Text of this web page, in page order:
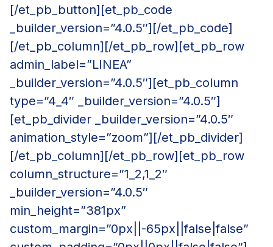
[/et_pb_button][et_pb_code
_builder_version=”4.0.5″][/et_pb_code]
[/et_pb_column][/et_pb_row][et_pb_row
admin_label=”LINEA”
_builder_version=”4.0.5″][et_pb_column
type=”4_4″ _builder_version=”4.0.5″]
[et_pb_divider _builder_version=”4.0.5″
animation_style=”zoom”][/et_pb_divider]
[/et_pb_column][/et_pb_row][et_pb_row
column_structure=”1_2,1_2″
_builder_version=”4.0.5″
min_height=”381px”
custom_margin=”0px||-65px||false|false”